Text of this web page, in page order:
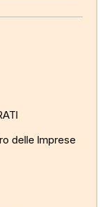
delle Imprese